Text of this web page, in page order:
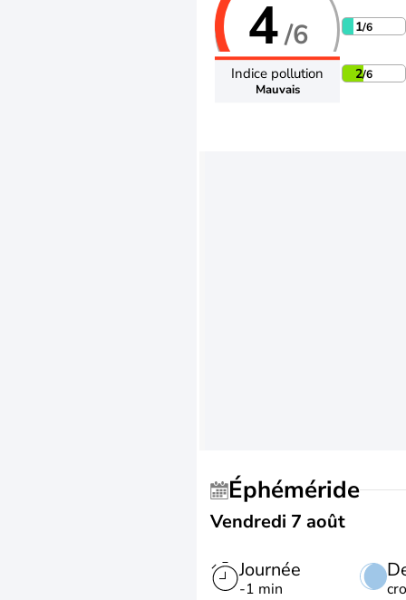
4/6
Indice pollution
Mauvais
1/6
2/6
Éphéméride
Vendredi 7 août
Journée
-1 min